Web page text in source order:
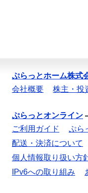
ぷらっとホーム株式
会社概要
株主・投
ぷらっとオンライン
ご利用ガイド
ぷら
配送・決済について
個人情報取り扱い方
IPv6への取り組み